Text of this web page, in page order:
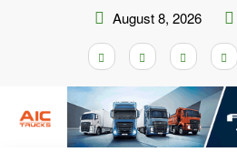
August 8, 2026